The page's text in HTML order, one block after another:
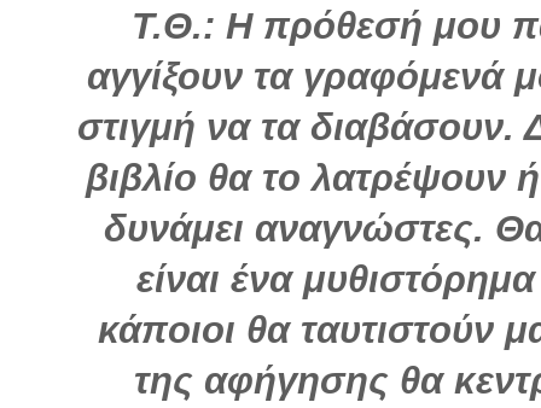
Τ.Θ.: Η πρόθεσή μου
αγγίξουν τα γραφόμενά
στιγμή να τα διαβάσουν.
βιβλίο θα το λατρέψουν
δυνάμει αναγνώστες.
είναι ένα
κάποιοι θα ταυτιστούν
της αφήγησης θα